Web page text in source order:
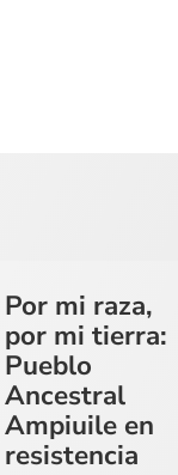
Por mi raza,
por mi tierra:
Pueblo
Ancestral
Ampiuile en
resistencia